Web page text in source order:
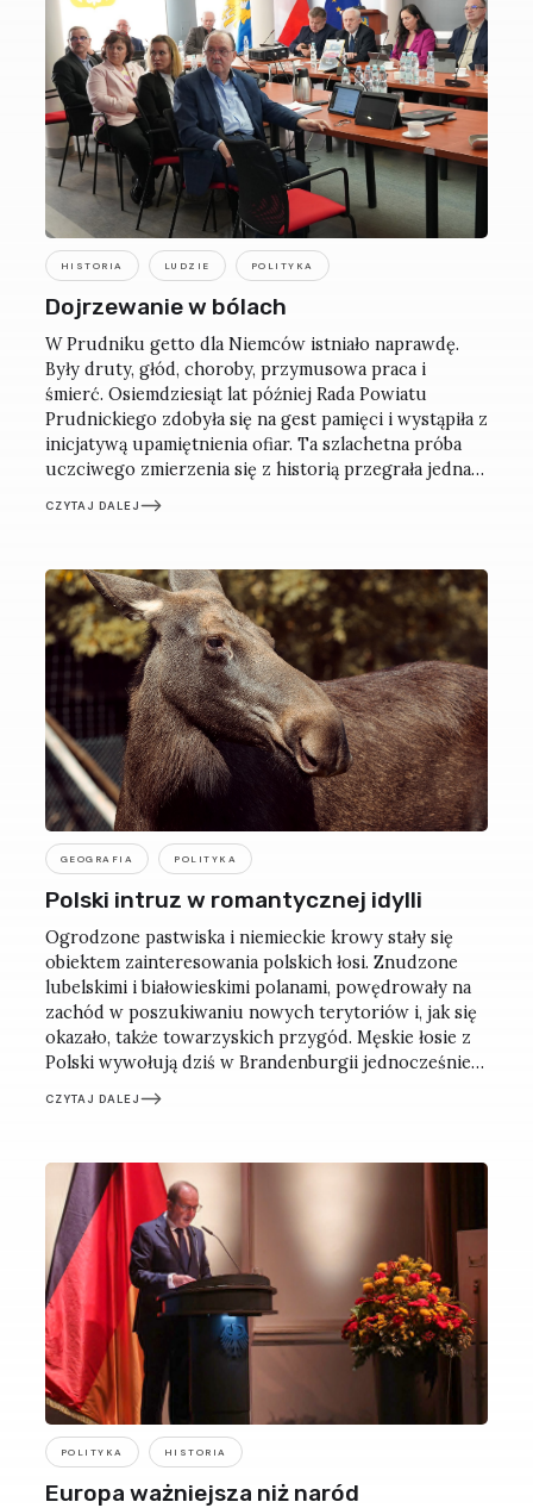
HISTORIA LUDZIE POLITYKA
Dojrzewanie w bólach
W Prudniku getto dla Niemców istniało naprawdę.
Były druty, głód, choroby, przymusowa praca i
śmierć. Osiemdziesiąt lat później Rada Powiatu
Prudnickiego zdobyła się na gest pamięci i wystąpiła z
inicjatywą upamiętnienia ofiar. Ta szlachetna próba
uczciwego zmierzenia się z historią przegrała jednak
CZYTAJ DALEJ
GEOGRAFIA POLITYKA
Polski intruz w romantycznej idylli
Ogrodzone pastwiska i niemieckie krowy stały się
obiektem zainteresowania polskich łosi. Znudzone
lubelskimi i białowieskimi polanami, powędrowały na
zachód w poszukiwaniu nowych terytoriów i, jak się
okazało, także towarzyskich przygód. Męskie łosie z
Polski wywołują dziś w Brandenburgii jednocześnie
że tych zwierząt nie widziano tu od niemal 200 lat.
CZYTAJ DALEJ
POLITYKA HISTORIA
Europa ważniejsza niż naród